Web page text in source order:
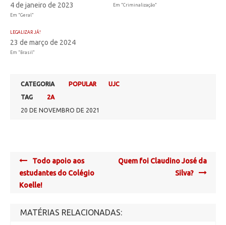
4 de janeiro de 2023
Em "Geral"
Em "Criminalização"
LEGALIZAR JÁ!
23 de março de 2024
Em "Brasil"
CATEGORIA POPULAR
UJC
TAG
2A
20 DE NOVEMBRO DE 2021
Post
navigation
Todo apoio aos
estudantes do Colégio
Koelle!
Quem foi Claudino José da
Silva?
MATÉRIAS RELACIONADAS: